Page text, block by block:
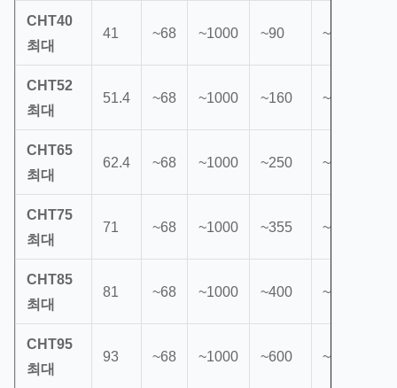
CHT40
최대
41 ~68 ~1000 ~90 ~280
CHT52
최대
51.4 ~68 ~1000 ~160 ~700
CHT65
최대
62.4 ~68 ~1000 ~250 ~1500
CHT75
최대
71 ~68 ~1000 ~355 ~2000
CHT85
최대
81 ~68 ~1000 ~400 ~2500
CHT95
최대
93 ~68 ~1000 ~600 ~3500